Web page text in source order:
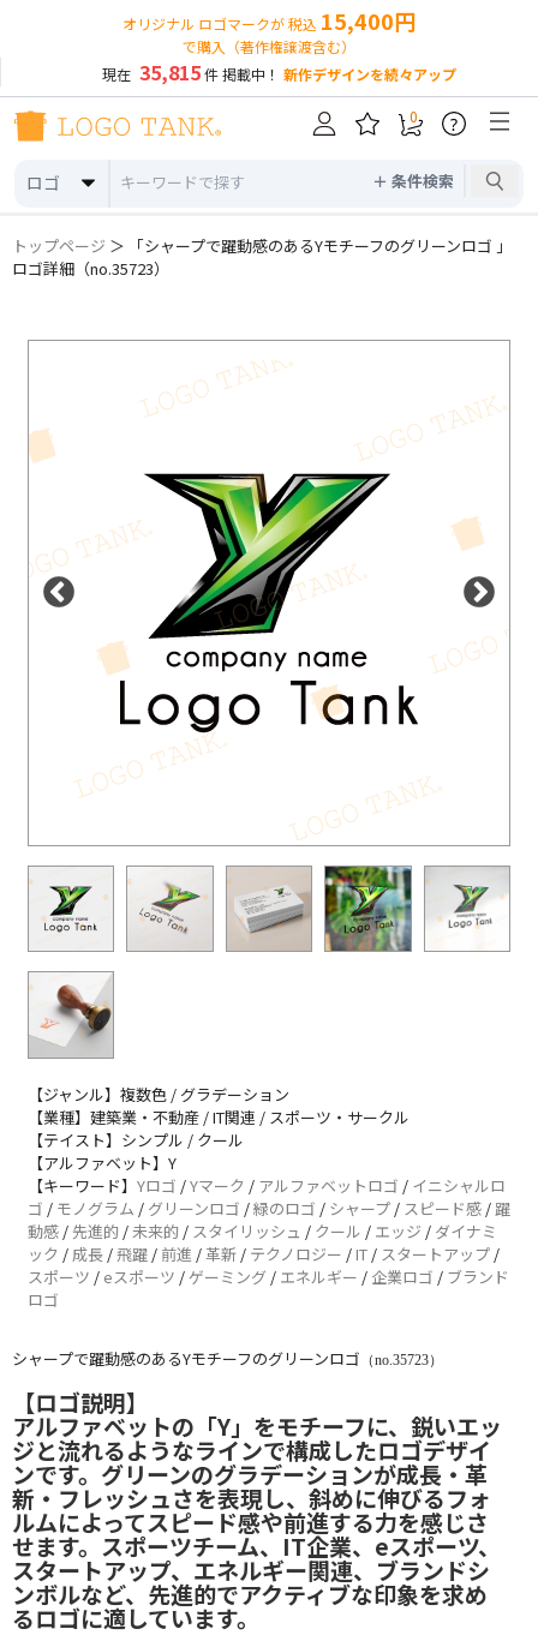
オリジナル ロゴマークが 税込 15,400円
で購入（著作権譲渡含む）
現在 35,815件 掲載中！ 新作デザインを続々アップ
ロゴ ＋ 条件検索
0 ?
トップページ ＞ 「シャープで躍動感のあるYモチーフのグリーンロゴ 」
ロゴ詳細（no.35723）
【ジャンル】複数色 / グラデーション
【業種】建築業・不動産 / IT関連 / スポーツ・サークル
【テイスト】シンプル / クール
【アルファベット】Y
【キーワード】 Yロゴ /Yマーク / アルファベットロゴ / イニシャルロ
ゴ / モノグラム / グリーンロゴ /緑のロゴ / シャープ / スピード感 / 躍
動感 / 先進的 / 未来的 / スタイリッシュ / クール / エッジ / ダイナミ
ック / 成長 /飛躍 / 前進 /革新 / テクノロジー /IT / スタートアップ /
スポーツ / eスポーツ /ゲーミング / エネルギー / 企業ロゴ / ブランド
ロゴ
シャープで躍動感のあるYモチーフのグリーンロゴ （no.35723）
【ロゴ説明】
アルファベットの「Y」をモチーフに、鋭いエッ
ジと流れるようなラインで構成したロゴデザイ
ンです。グリーンのグラデーションが成長・革
新・フレッシュさを表現し、斜めに伸びるフォ
ルムによってスピード感や前進する力を感じさ
せます。スポーツチーム、IT企業、eスポーツ、
スタートアップ、エネルギー関連、ブランドシ
ンボルなど、先進的でアクティブな印象を求め
るロゴに適しています。